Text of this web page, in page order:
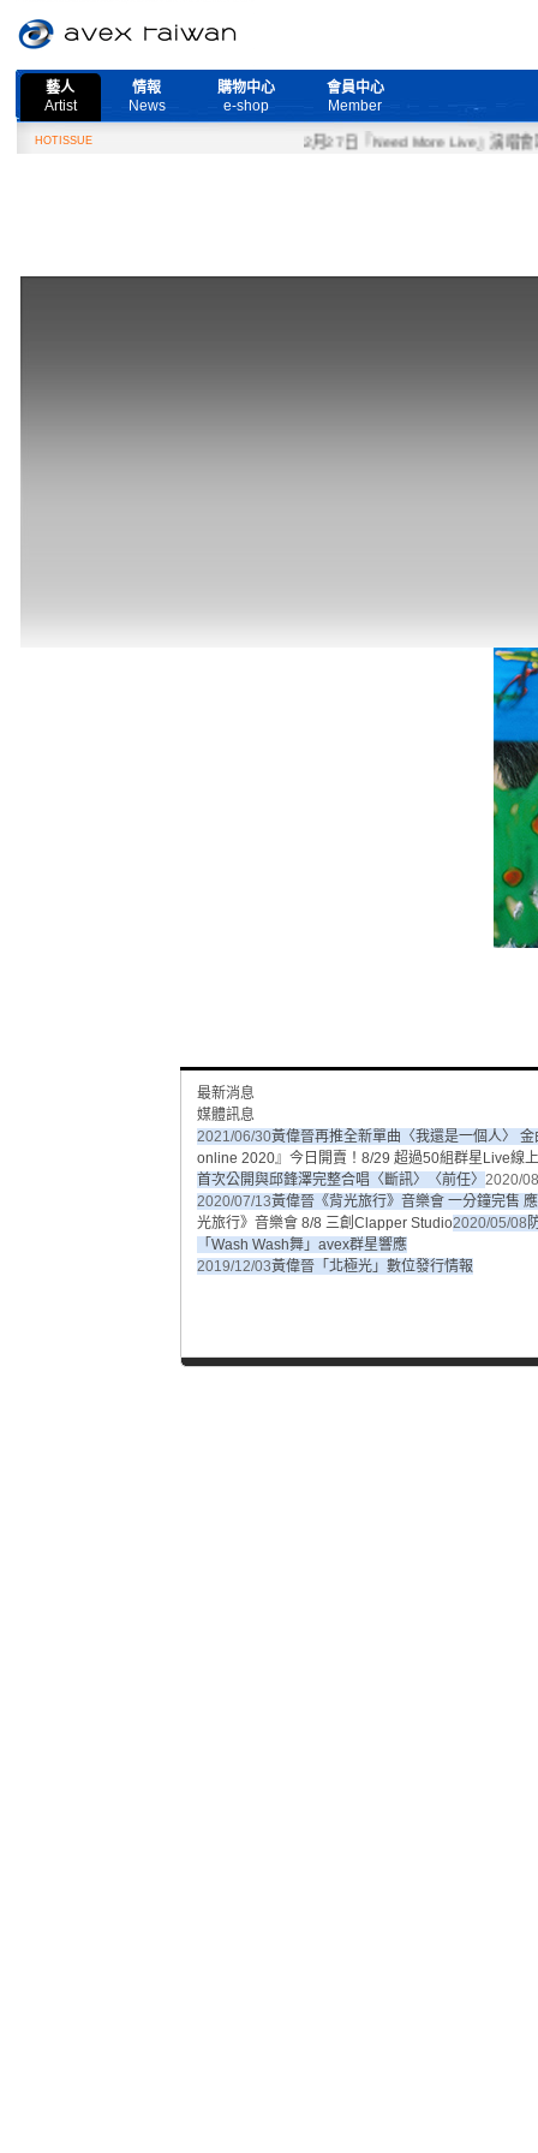
藝人
Artist
情報
News
購物中心
e-shop
會員中心
Member
HOTISSUE 2月27日『Need More Live』演唱會取
最新消息
媒體訊息
2021/06/30黃偉晉再推全新單曲〈我還是一個人〉
online 2020』今日開賣！8/29 超過50組群星Live線
首次公開與邱鋒澤完整合唱〈斷訊〉〈前任〉 2020/
2020/07/13黃偉晉《背光旅行》音樂會 一分鐘完售
光旅行》音樂會 8/8 三創Clapper Studio2020/05/08
「Wash Wash舞」avex群星響應
2019/12/03黃偉晉「北極光」數位發行情報